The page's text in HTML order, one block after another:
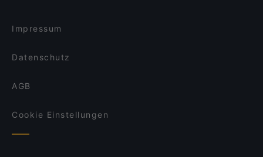
Impressum
Datenschutz
AGB
Cookie Einstellungen